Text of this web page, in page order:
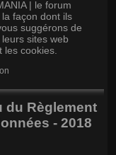
| le forum
façon dont ils
suggérons de
sites web
cookies.
du Règlement
- 2018